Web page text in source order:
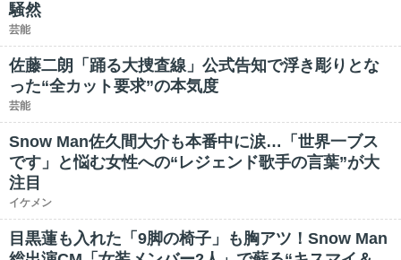
騒然
芸能
佐藤二朗「踊る大捜査線」公式告知で浮き彫りとな
った“全カット要求”の本気度
芸能
Snow Man佐久間大介も本番中に涙…「世界一ブス
です」と悩む女性への“レジェンド歌手の言葉”が大
注目
イケメン
目黒蓮も入れた「9脚の椅子」も胸アツ！Snow Man